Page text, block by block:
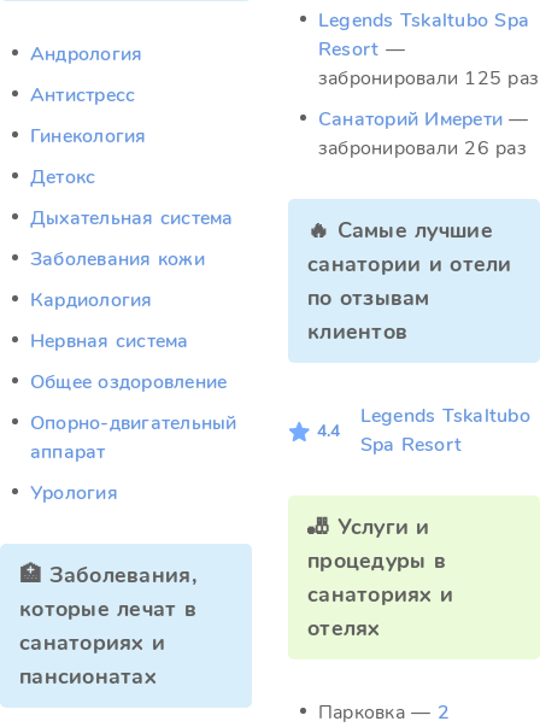
Андрология
Антистресс
Гинекология
Детокс
Дыхательная система
Заболевания кожи
Кардиология
Нервная система
Общее оздоровление
Опорно-двигательный
аппарат
Урология
🏥 Заболевания,
которые лечат в
санаториях и
пансионатах
Legends Tskaltubo Spa
Resort —
забронировали 125 раз
Санаторий Имерети —
забронировали 26 раз
🔥 Самые лучшие
санатории и отели
по отзывам
клиентов
4.4
Legends Tskaltubo
Spa Resort
🎳 Услуги и
процедуры в
санаториях и
отелях
Парковка — 2